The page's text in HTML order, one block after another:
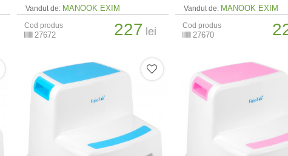
Vandut de: MANOOK EXIM
Cod produs
27672 227 lei
Vandut de: MANOOK EXIM
Cod produs
27670